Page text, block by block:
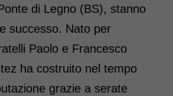
di Legno (BS), stanno
successo. Nato per
Paolo e Francesco
ha costruito nel tempo
grazie a serate